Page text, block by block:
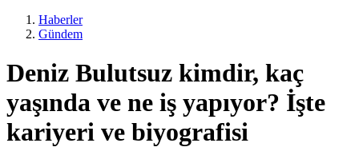
Haberler
Gündem
Deniz Bulutsuz kimdir, kaç
yaşında ve ne iş yapıyor? İşte
kariyeri ve biyografisi